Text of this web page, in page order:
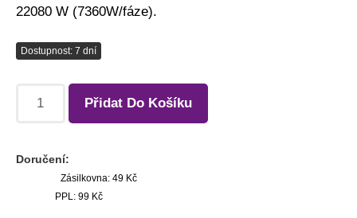
22080 W (7360W/fáze).
Dostupnost: 7 dní
Přidat Do Košíku
Doručení:
Zásilkovna: 49 Kč
PPL: 99 Kč